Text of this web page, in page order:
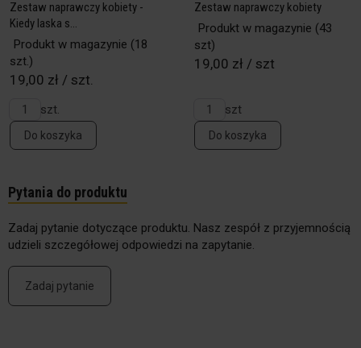
Zestaw naprawczy kobiety -
Kiedy laska s...
Produkt w magazynie (18
szt.)
19,00 zł / szt.
szt.
Do koszyka
Zestaw naprawczy kobiety
Produkt w magazynie (43
szt)
19,00 zł / szt
szt
Do koszyka
Pytania do produktu
Zadaj pytanie dotyczące produktu. Nasz zespół z przyjemnością
udzieli szczegółowej odpowiedzi na zapytanie.
Zadaj pytanie